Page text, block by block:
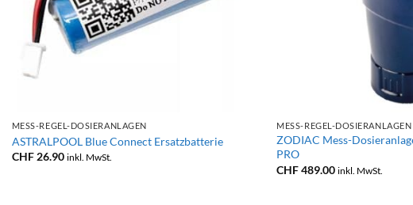
MESS-REGEL-DOSIERANLAGEN
ASTRALPOOL Blue Connect Ersatzbatterie
CHF26.90 inkl. MwSt.
MESS-REGEL-DOSIERANLAGEN
ZODIAC Mess-
PRO
CHF489.00 inkl. MwSt.